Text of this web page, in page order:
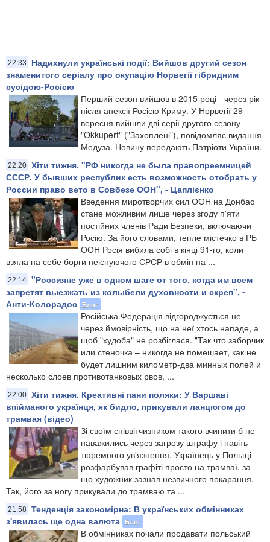
22:33
Надихнули українські події: Вийшов другий сезон
знаменитого серіалу про окупацію Норвегії гібридним
сусідою-Росією
Перший сезон вийшов в 2015 році - через рік
після анексії Росією Криму. У Норвегії 29
вересня вийшли дві серії другого сезону
"Okkupert" ("Захоплені"), повідомляє видання
Медуза. Новину передають Патріоти України.
22:20 Хіти тижня. "РФ никогда не была правопреемницей
СССР. У бывших республик есть возможность отобрать у
России право вето в Совбезе ООН", - Цаплієнко
Введення миротворчих сил ООН на Донбас
стане можливим лише через згоду п'яти
постійних членів Ради Безпеки, включаючи
Росію. За його словами, тепле містечко в РБ
ООН Росія вибила собі в кінці 91-го, коли
взяла на себе борги неіснуючого СРСР в обмін на ...
22:14 "Россияне уже в одном шаге от того, когда им всем
запретят выезжать из колыбели духовности и скреп", -
Анти-Колорадос Блог
Російська Федерація відгороджується не
через ймовірність, що на неї хтось нападе, а
щоб "худоба" не розбіглася. "Так что заборчик
или стеночка – никогда не помешает, как не
будет лишним километр-два минных полей и
несколько слоев противотанковых рвов, ...
22:00 Хіти тижня. Креативні пани поляки: У Варшаві
впійманого українця, як бидло, прикували ланцюгом до
трамвая (відео)
Зі своїм співвітчизником такого вчинити б не
наважились через загрозу штрафу і навіть
тюремного ув'язнення. Українець у Польщі
розфарбував графіті просто на трамваї, за
що художник зазнав незвичного покарання.
Так, його за ногу прикували до трамваю та ...
21:58 Тенденція закономірна: В українських обмінниках
з'явилась ще одна валюта Блог
В обмінниках почали продавати польський